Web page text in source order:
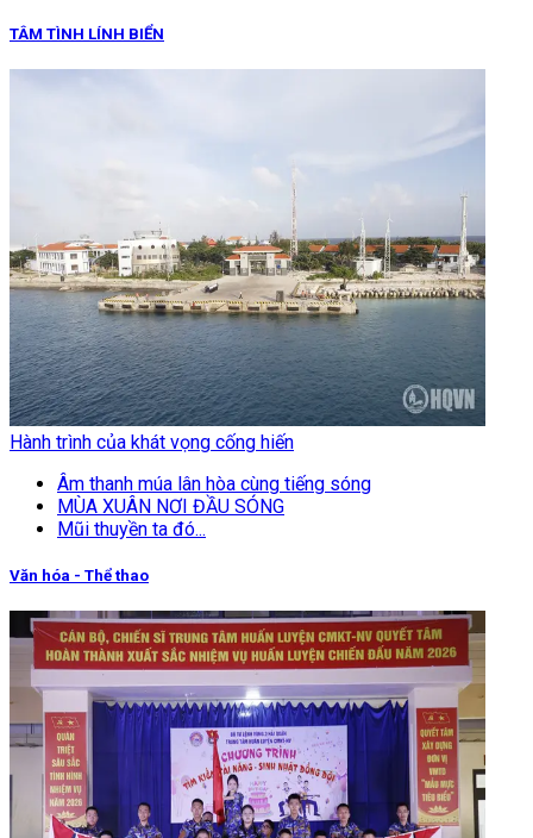
TÂM TÌNH LÍNH BIỂN
Hành trình của khát vọng cống hiến
Âm thanh múa lân hòa cùng tiếng sóng
MÙA XUÂN NƠI ĐẦU SÓNG
Mũi thuyền ta đó...
Văn hóa - Thể thao